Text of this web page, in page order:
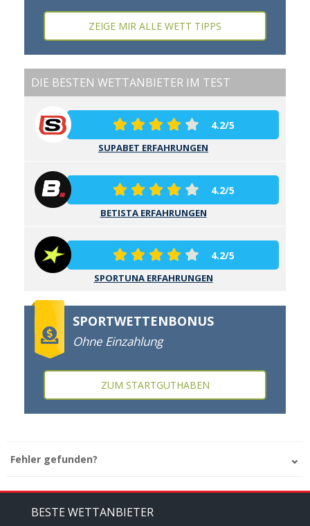
ZEIGE MIR ALLE WETT TIPPS
DIE BESTEN WETTANBIETER IM TEST
4.2/5
SUPABET ERFAHRUNGEN
4.2/5
BETISTA ERFAHRUNGEN
4.2/5
SPORTUNA ERFAHRUNGEN
SPORTWETTENBONUS
Ohne Einzahlung
ZUM STARTGUTHABEN
Fehler gefunden?
BESTE WETTANBIETER